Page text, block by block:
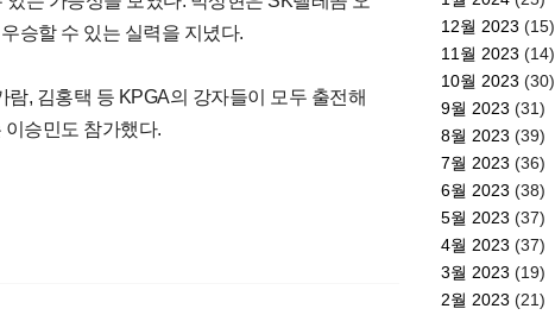
승할 수 있는 실력을 지녔다.
, 김홍택 등 KPGA의 강자들이 모두 출전해
승민도 참가했다.
12월 2023 (15)
11월 2023 (14)
10월 2023 (30)
9월 2023 (31)
8월 2023 (39)
7월 2023 (36)
6월 2023 (38)
5월 2023 (37)
4월 2023 (37)
3월 2023 (19)
2월 2023 (21)